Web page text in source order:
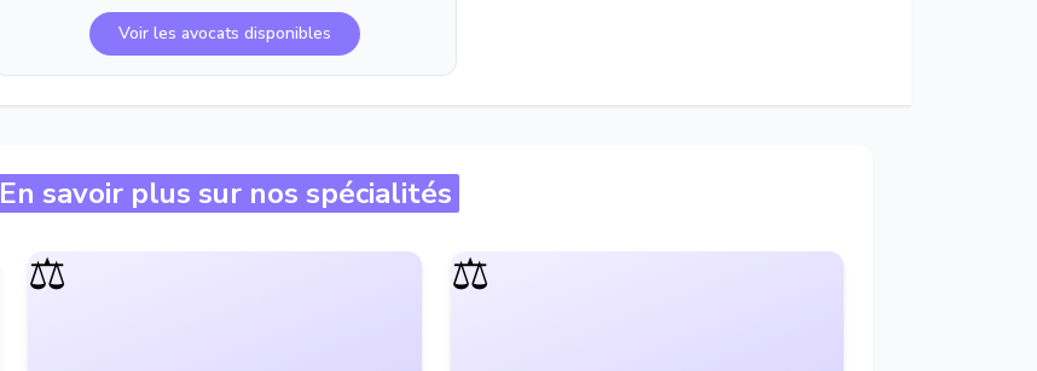
Voir les avocats disponibles
En savoir plus sur nos spécialités
⚖️ ⚖️